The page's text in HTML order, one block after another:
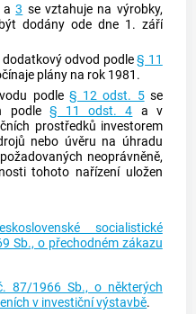
a3 se vztahuje na výrobky,
dodány ode dne 1. září
dodatkový odvod podle§ 11
plány na rok 1981.
podle § 12 odst. 5se
podle § 11 odst. 4 a v
prostředků investorem
nebo úvěru na úhradu
neoprávněně,
tohoto nařízení uložen
socialistické
Sb., o přechodném zákazu
87/1966 Sb., o některých
v investiční výstavbě.